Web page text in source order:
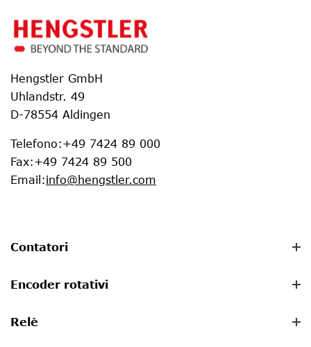
Hengstler GmbH
Uhlandstr. 49
D-78554 Aldingen
Telefono:+49 7424 89 000
Fax:+49 7424 89 500
Email :info@hengstler.com
Contatori
Encoder rotativi
Relè